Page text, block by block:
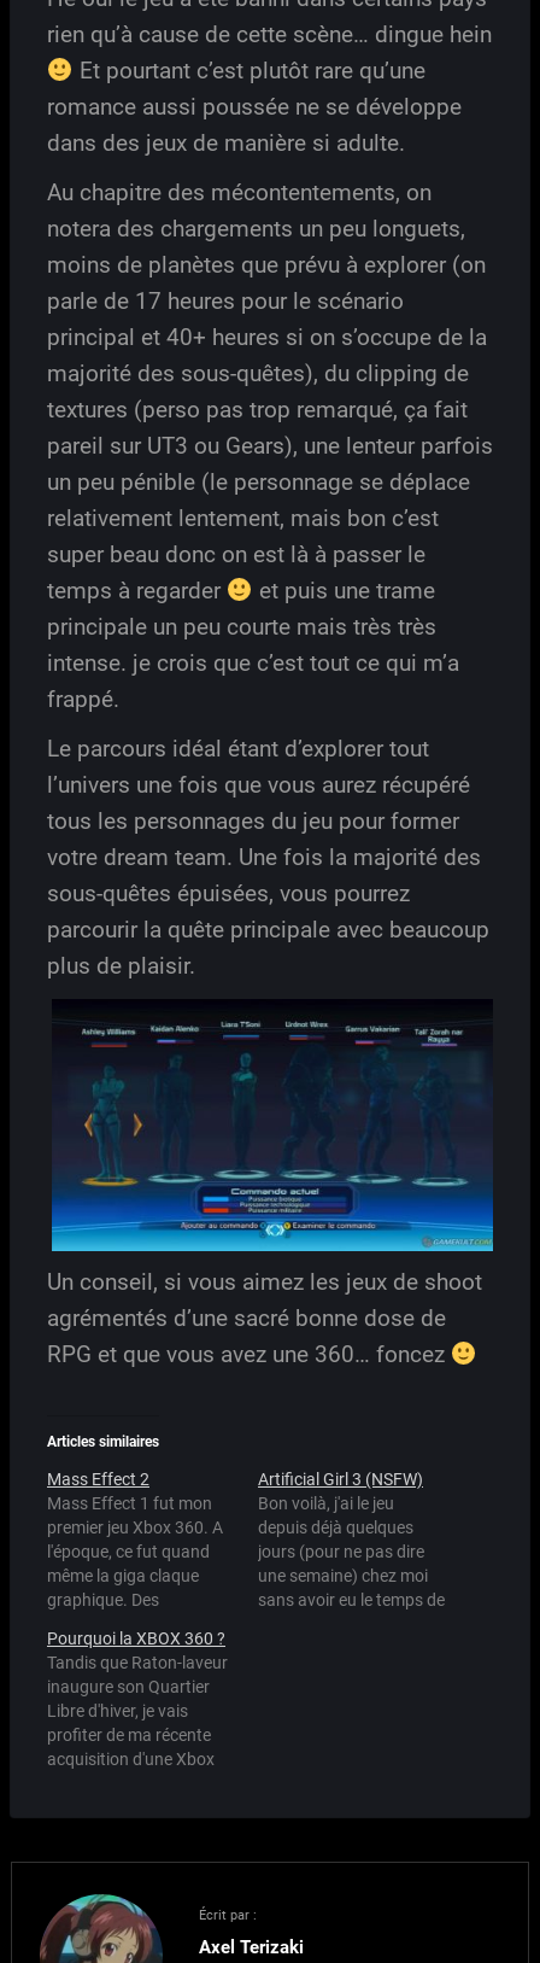
rien qu’à cause de cette scène… dingue hein
Et pourtant c’est plutôt rare qu’une
romance aussi poussée ne se développe
dans des jeux de manière si adulte.
Au chapitre des mécontentements, on
notera des chargements un peu longuets,
moins de planètes que prévu à explorer (on
parle de 17 heures pour le scénario
principal et 40+ heures si on s’occupe de la
majorité des sous-quêtes), du clipping de
textures (perso pas trop remarqué, ça fait
pareil sur UT3 ou Gears), une lenteur parfois
un peu pénible (le personnage se déplace
relativement lentement, mais bon c’est
super beau donc on est là à passer le
temps à regarder
et puis une trame
principale un peu courte mais très très
intense. je crois que c’est tout ce qui m’a
frappé.
Le parcours idéal étant d’explorer tout
l’univers une fois que vous aurez récupéré
tous les personnages du jeu pour former
votre dream team. Une fois la majorité des
sous-quêtes épuisées, vous pourrez
parcourir la quête principale avec beaucoup
plus de plaisir.
Un conseil, si vous aimez les jeux de shoot
agrémentés d’une sacré bonne dose de
RPG et que vous avez une 360… foncez
Articles similaires
Mass Effect 2
Mass Effect 1 fut mon
premier jeu Xbox 360. A
l'époque, ce fut quand
même la giga claque
graphique. Des
RPG de SF plein de lasers
qui tirent et des
combinaisons
moulantes, et puis il y
avait le Normandy.
C'était la grande classe
Artificial Girl 3 (NSFW)
Bon voilà, j'ai le jeu
depuis déjà quelques
jours (pour ne pas dire
une semaine) chez moi
sans avoir eu le temps de
Pourquoi la XBOX 360 ?
Tandis que Raton-laveur
inaugure son Quartier
Libre d'hiver, je vais
profiter de ma récente
acquisition d'une Xbox
Effect, et les jeux du
XBLA que j'ai achetés. Je
pourrais…
Écrit par :
Axel Terizaki